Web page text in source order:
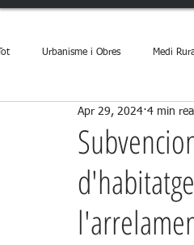
Tot Urbanisme i Obres Medi
Serveis Públics Promoció
Apr 29, 2024 4 min